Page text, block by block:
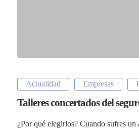
Actualidad Empresas
Talleres concertados del
¿Por qué elegirlos? Cuando sufres